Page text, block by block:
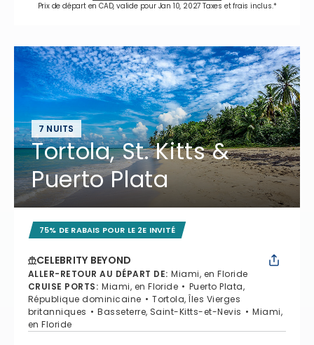
Prix de départ en CAD, valide pour Jan 10, 2027 Taxes et frais inclus.*
7 NUITS
Tortola, St. Kitts &
Puerto Plata
75% DE RABAIS POUR LE 2E INVITÉ
CELEBRITY BEYOND
ALLER-RETOUR AU DÉPART DE: Miami, en Floride
CRUISE PORTS: Miami, en Floride
Puerto Plata,
République dominicaine
Tortola, Îles Vierges
britanniques
Basseterre, Saint-Kitts-et-Nevis
Miami,
en Floride